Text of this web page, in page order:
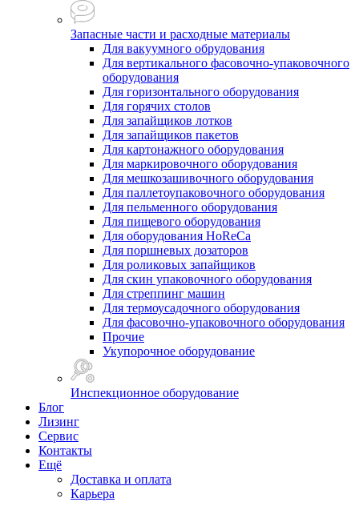
Запасные части и расходные материалы
Для вакуумного обрудования
Для вертикального фасовочно-упаковочного
оборудования
Для горизонтального оборудования
Для горячих столов
Для запайщиков лотков
Для запайщиков пакетов
Для картонажного оборудования
Для маркировочного оборудования
Для мешкозашивочного оборудования
Для паллетоупаковочного оборудования
Для пельменного оборудования
Для пищевого оборудования
Для оборудования HoReCa
Для поршневых дозаторов
Для роликовых запайщиков
Для скин упаковочного оборудования
Для стреппинг машин
Для термоусадочного оборудования
Для фасовочно-упаковочного оборудования
Прочие
Укупорочное оборудование
Инспекционное оборудование
Блог
Лизинг
Сервис
Контакты
Ещё
Доставка и оплата
Карьера